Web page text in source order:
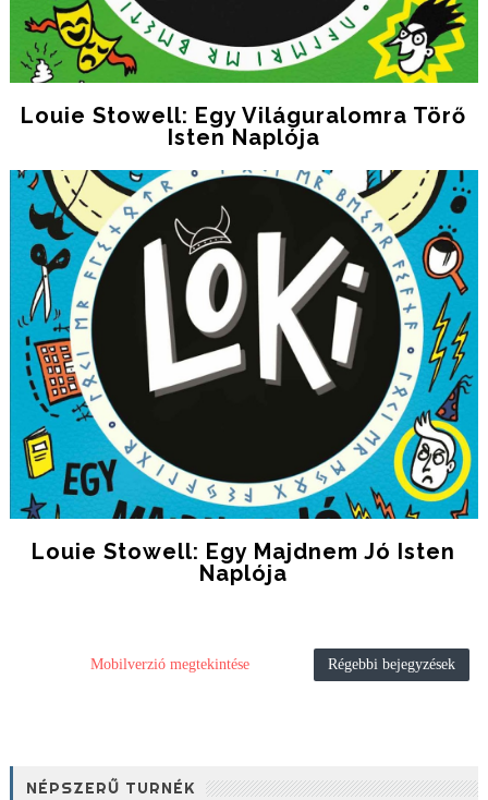
Louie Stowell: Egy ​világuralomra Törő
Isten Naplója
Louie Stowell: Egy Majdnem Jó Isten
Naplója
Régebbi bejegyzések
Mobilverzió megtekintése
NÉPSZERŰ TURNÉK